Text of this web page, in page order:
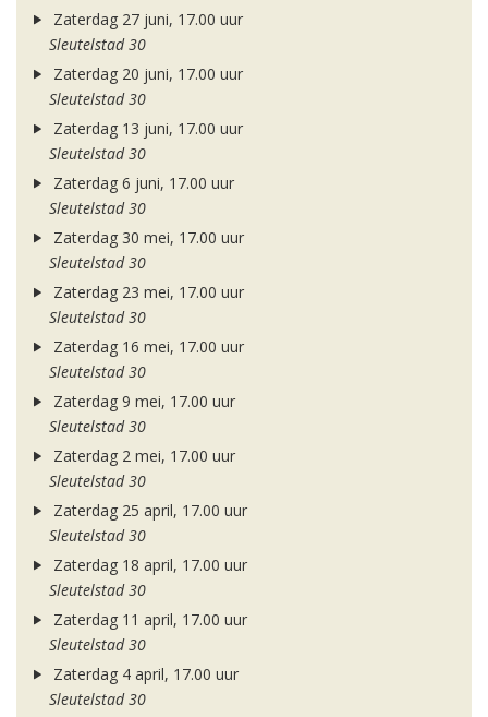
Zaterdag 27 juni, 17.00 uur
Sleutelstad 30
Zaterdag 20 juni, 17.00 uur
Sleutelstad 30
Zaterdag 13 juni, 17.00 uur
Sleutelstad 30
Zaterdag 6 juni, 17.00 uur
Sleutelstad 30
Zaterdag 30 mei, 17.00 uur
Sleutelstad 30
Zaterdag 23 mei, 17.00 uur
Sleutelstad 30
Zaterdag 16 mei, 17.00 uur
Sleutelstad 30
Zaterdag 9 mei, 17.00 uur
Sleutelstad 30
Zaterdag 2 mei, 17.00 uur
Sleutelstad 30
Zaterdag 25 april, 17.00 uur
Sleutelstad 30
Zaterdag 18 april, 17.00 uur
Sleutelstad 30
Zaterdag 11 april, 17.00 uur
Sleutelstad 30
Zaterdag 4 april, 17.00 uur
Sleutelstad 30